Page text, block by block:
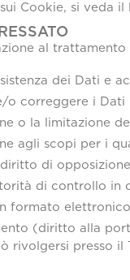
Cookie, si veda
al
dei Dati e
o correggere i
o la limitazione
agli scopi per i
di
di controllo in
formato
(diritto alla
rivolgersi presso il